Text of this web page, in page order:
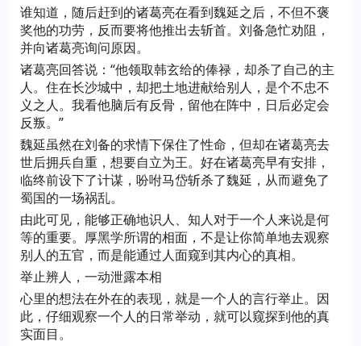
谁知道，随后赶到的诸葛亮在看到魏延之后，不但不褒
奖他的功劳，反而要将他推出去斩首。刘备急忙劝阻，
并向诸葛亮询问原因。
诸葛亮回答说：“他领取韩玄给的俸禄，却杀了自己的主
人。住在长沙城中，却把土地进献给别人，是个不忠不
义之人。我看他脑后有反骨，留他在阵中，日后必定会
反叛。”
魏延虽然在刘备的求情下保住了性命，但却在诸葛亮去
世后拥兵自重，想要自立为王。好在诸葛亮早有安排，
临终前设下了计谋，吩咐马岱斩杀了魏延，从而避免了
蜀国的一场祸乱。
由此可见，能够正确地识人、知人对于一个人来说是何
等的重要。厚黑学所谓的相面，不是让你简单地去观察
别人的五官，而是能通过人面窥到其内心的真相。
举止辨人，一动泄露本相
心里的想法在外在的表现，就是一个人的言行举止。因
此，仔细观察一个人的日常举动，就可以窥探到他的真
实面目。